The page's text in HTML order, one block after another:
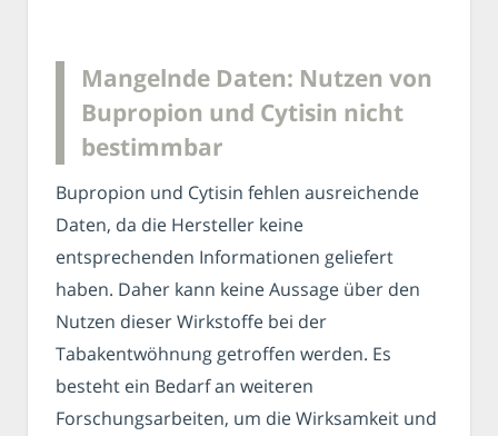
Mangelnde Daten: Nutzen von
Bupropion und Cytisin nicht
bestimmbar
Bupropion und Cytisin fehlen ausreichende
Daten, da die Hersteller keine
entsprechenden Informationen geliefert
haben. Daher kann keine Aussage über den
Nutzen dieser Wirkstoffe bei der
Tabakentwöhnung getroffen werden. Es
besteht ein Bedarf an weiteren
Forschungsarbeiten, um die Wirksamkeit und